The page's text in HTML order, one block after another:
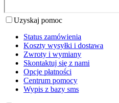
Uzyskaj pomoc
Status zamówienia
Koszty wysyłki i dostawa
Zwroty i wymiany
Skontaktuj się z nami
Opcje płatności
Centrum pomocy
Wypis z bazy sms